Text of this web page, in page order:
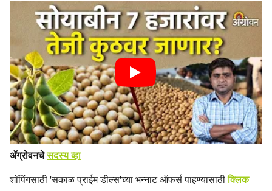
ॲग्रोवनचेसदस्य व्हा
शॉपिंगसाठी 'सकाळ प्राईम डील्स'च्या भन्नाट ऑफर्स पाहण्यासाठीक्लिक